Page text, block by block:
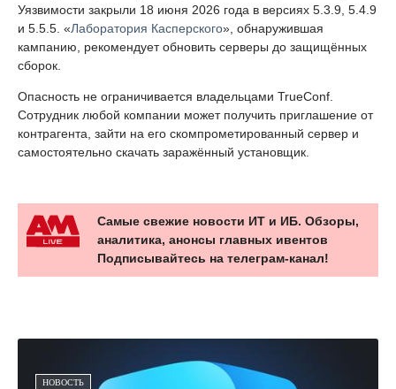
Уязвимости закрыли 18 июня 2026 года в версиях 5.3.9, 5.4.9
и 5.5.5. «Лаборатория Касперского», обнаружившая
кампанию, рекомендует обновить серверы до защищённых
сборок.
Опасность не ограничивается владельцами TrueConf.
Сотрудник любой компании может получить приглашение от
контрагента, зайти на его скомпрометированный сервер и
самостоятельно скачать заражённый установщик.
Самые свежие новости ИТ и ИБ. Обзоры,
аналитика, анонсы главных ивентов
Подписывайтесь на телеграм-канал!
НОВОСТЬ